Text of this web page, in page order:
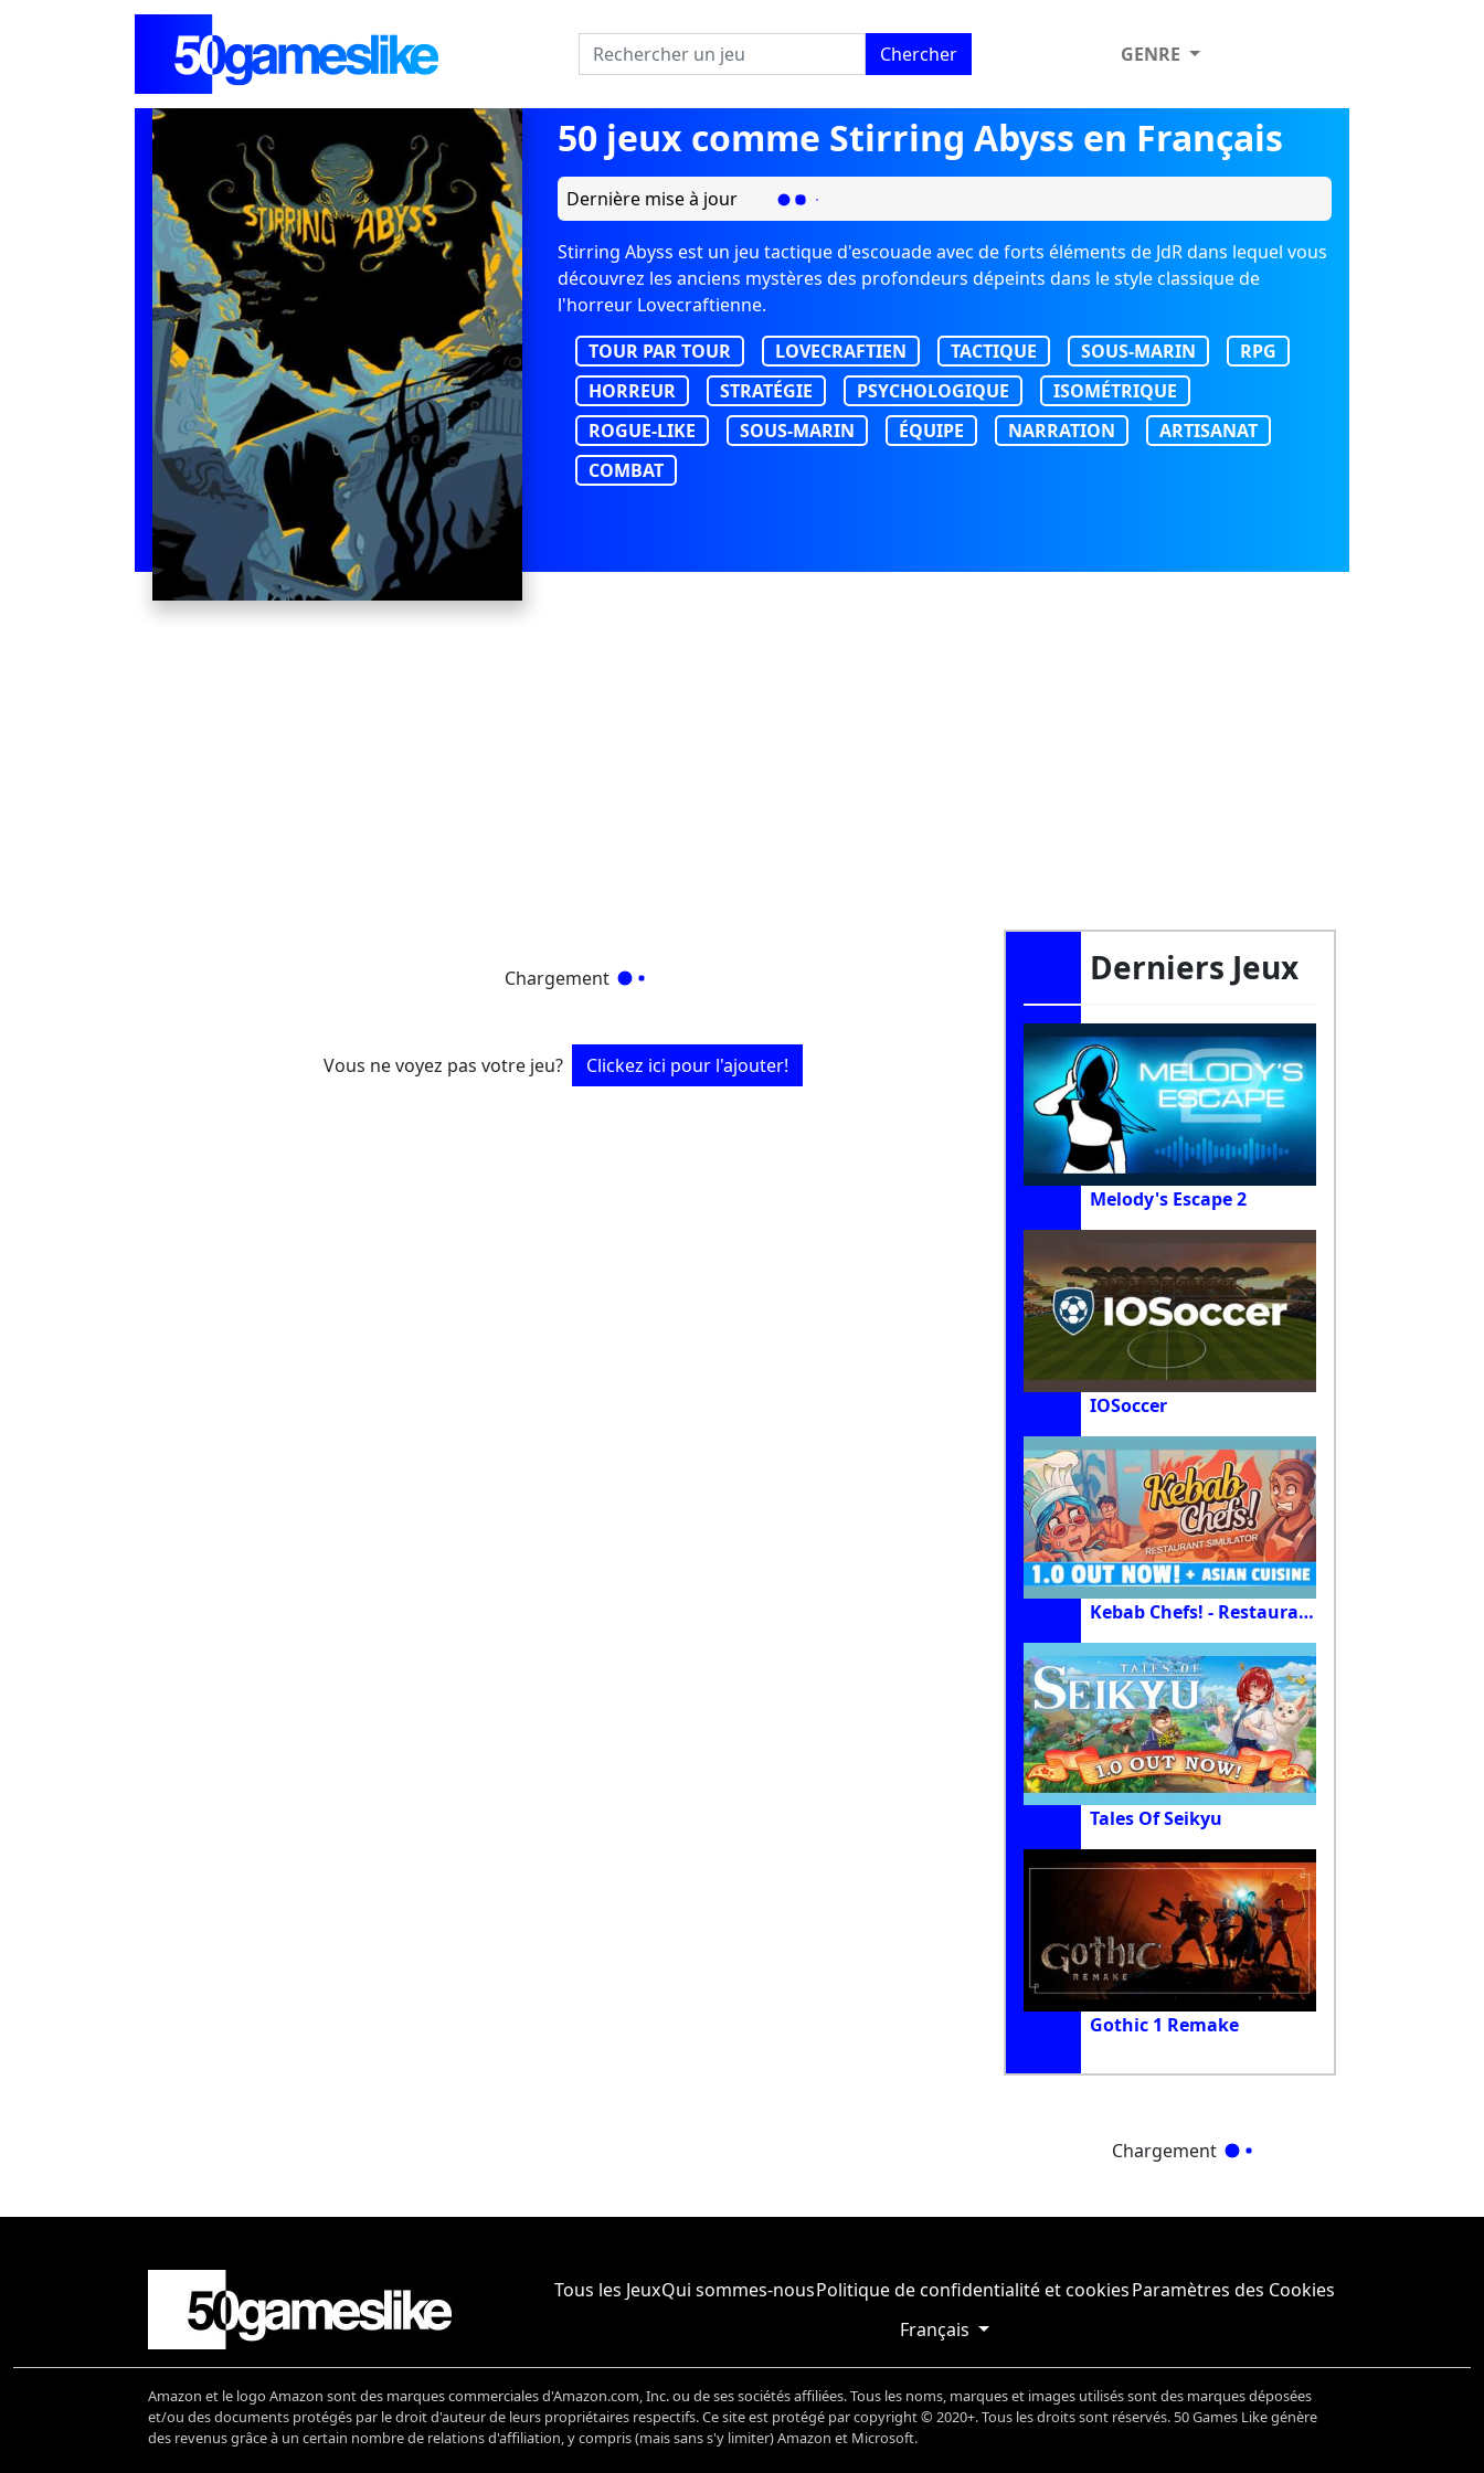
Chercher GENRE
50 jeux comme Stirring Abyss en Français
Dernière mise à jour
Stirring Abyss est un jeu tactique d'escouade avec de forts éléments de JdR dans lequel vous
découvrez les anciens mystères des profondeurs dépeints dans le style classique de
l'horreur Lovecraftienne.
TOUR PAR TOUR
LOVECRAFTIEN TACTIQUE SOUS-MARIN
RPG
HORREUR
STRATÉGIE PSYCHOLOGIQUE
ISOMÉTRIQUE
ROGUE-LIKE
SOUS-MARIN ÉQUIPE NARRATION
ARTISANAT
COMBAT
Chargement
Vous ne voyez pas votre jeu? Clickez ici pour l'ajouter!
Derniers Jeux
Melody's Escape 2
IOSoccer
Kebab Chefs! - Restaurant Simulator
Tales Of Seikyu
Gothic 1 Remake
Chargement
Tous les JeuxQui sommes-nousPolitique de confidentialité et cookiesParamètres des Cookies
Français
Amazon et le logo Amazon sont des marques commerciales d'Amazon.com, Inc. ou de ses sociétés affiliées. Tous les noms, marques et images utilisés sont des marques déposées
et/ou des documents protégés par le droit d'auteur de leurs propriétaires respectifs. Ce site est protégé par copyright © 2020+. Tous les droits sont réservés. 50 Games Like génère
des revenus grâce à un certain nombre de relations d'affiliation, y compris (mais sans s'y limiter) Amazon et Microsoft.